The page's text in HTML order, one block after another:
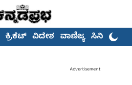
ಕ್ರಿಕೆಟ್ ವಿದೇಶ ವಾಣಿಜ್ಯ ಸಿನಿಮಾ
Advertisement